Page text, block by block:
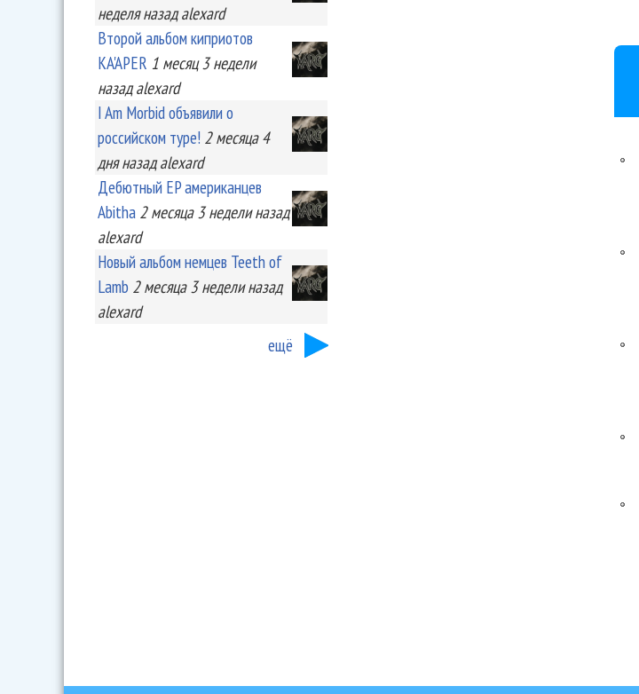
неделяназад alexard
Второй альбом киприотов
KA'APER 1 месяц 3 недели
назад alexard
I Am Morbid объявили о
российском туре! 2 месяца 4
дняназад alexard
Дебютный EP американцев
Abitha 2 месяца 3 неделиназад
alexard
Новый альбом немцев Teeth of
Lamb 2 месяца 3 неделиназад
alexard
ещё